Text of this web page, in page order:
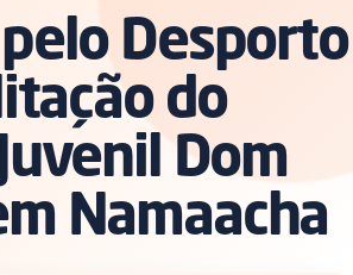
Desporto
do
Dom
Namaacha